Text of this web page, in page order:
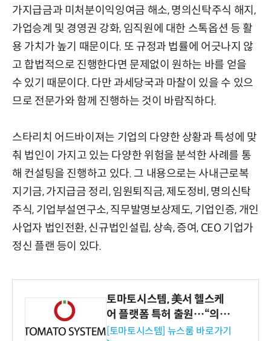
가지급금과 미처분이익잉여금 해소, 명의신탁주식 해지,
가업승계 및 경영권 강화, 임직원에 대한 스톡옵션 등 활
용 가치가 높기 때문이다. 또 규정과 법률에 어긋나지 않
고 합법적으로 진행한다면 문제없이 원하는 바를 얻을
수 있기 때문이다. 다만 과세당국과 마찰이 있을 수 있으
므로 전문가와 함께 진행하는 것이 바람직하다.
스타리치 어드바이져는 기업의 다양한 상황과 특성에 맞
춰 법인이 가지고 있는 다양한 위험을 분석한 사례를 통
해 컨설팅을 진행하고 있다. 그 내용으로는 사내근로복
지기금, 가지급금 정리, 임원퇴직금, 제도정비, 명의신탁
주식, 기업부설연구소, 직무발명보상제도, 기업인증, 개인
사업자 법인전환, 신규법인설립, 상속, 증여, CEO 기업가
정신 플랜 등이 있다.
토마토시스템, 美서 헬스케
어 플랫폼 특허 출원…“의료
기관·보험사 공략”
[토마토시스템] 뉴스룸 바로가기